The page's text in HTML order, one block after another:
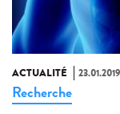
ACTUALITÉ 23.01.2019
Recherche